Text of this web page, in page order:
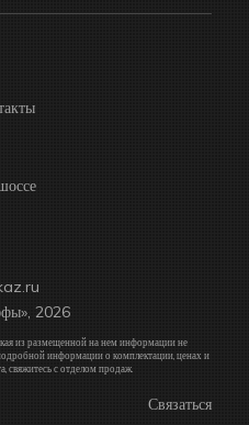
2026
из размещенной на нем информации не
информации о комплектации, ценах и
свяжитесь с отделом продаж.
Связаться